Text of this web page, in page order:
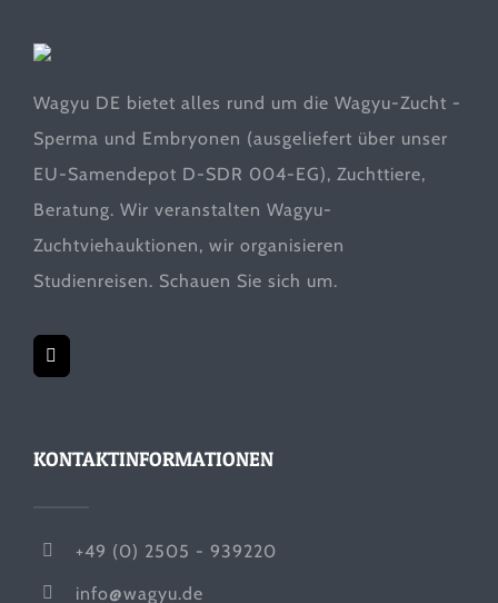
Wagyu DE bietet alles rund um die Wagyu-Zucht -
Sperma und Embryonen (ausgeliefert über unser
EU-Samendepot D-SDR 004-EG), Zuchttiere,
Beratung. Wir veranstalten Wagyu-
Zuchtviehauktionen, wir organisieren
Studienreisen. Schauen Sie sich um.
KONTAKTINFORMATIONEN
+49 (0) 2505 - 939220
info@wagyu.de